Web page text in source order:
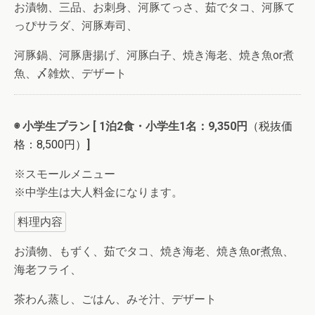
お漬物、三品、お刺身、河豚てっさ、茹でタコ、河豚て
っぴサラダ、河豚寿司、
河豚鍋、河豚唐揚げ、河豚白子、焼き海老、焼き魚or煮
魚、〆雑炊、デザート
◉ 小学生プラン [ 1泊2食・小学生1名：9,350円
（税抜価
格：8,500円）
※スモールメニュー
※中学生は大人料金になります。
料理内容
お漬物、もずく、茹でタコ、焼き海老、焼き魚or煮魚、
海老フライ、
茶わん蒸し、ごはん、みそ汁、デザート